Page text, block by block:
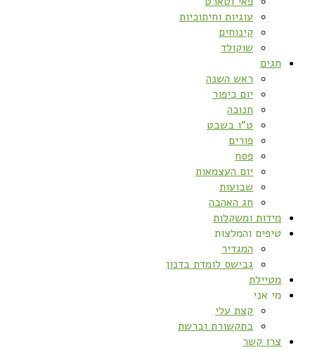
עוגיות וחיתוכיות
קינוחים
שוקולד
חגים
ראש השנה
יום כיפור
חנוכה
ט”ו בשבט
פורים
פסח
יום העצמאות
שבועות
חג האהבה
מידות ומשקלות
טיפים והמלצות
המגדיר
גבישס לומדת בדנון
מטיילת
מי אני
קצת עלי
בתקשורת וברשת
צרו קשר